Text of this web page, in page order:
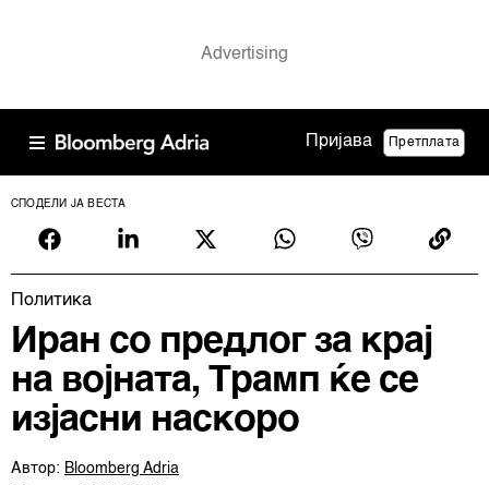
Пријава Претплата
СПОДЕЛИ ЈА ВЕСТА
Политика
Иран со предлог за крај
на војната, Трамп ќе се
изјасни наскоро
Автор: Bloomberg Adria